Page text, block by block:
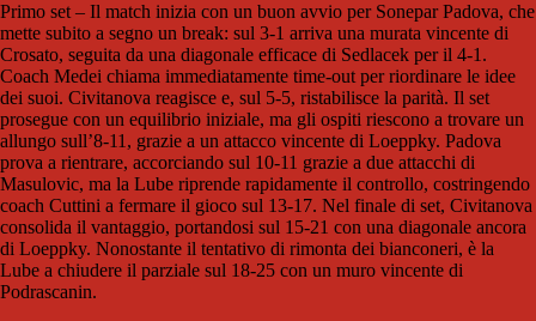
Primo set – Il match inizia con un buon avvio per Sonepar Padova, che
mette subito a segno un break: sul 3-1 arriva una murata vincente di
Crosato, seguita da una diagonale efficace di Sedlacek per il 4-1.
Coach Medei chiama immediatamente time-out per riordinare le idee
dei suoi. Civitanova reagisce e, sul 5-5, ristabilisce la parità. Il set
prosegue con un equilibrio iniziale, ma gli ospiti riescono a trovare un
allungo sull’8-11, grazie a un attacco vincente di Loeppky. Padova
prova a rientrare, accorciando sul 10-11 grazie a due attacchi di
Masulovic, ma la Lube riprende rapidamente il controllo, costringendo
coach Cuttini a fermare il gioco sul 13-17. Nel finale di set, Civitanova
consolida il vantaggio, portandosi sul 15-21 con una diagonale ancora
di Loeppky. Nonostante il tentativo di rimonta dei bianconeri, è la
Lube a chiudere il parziale sul 18-25 con un muro vincente di
Podrascanin.